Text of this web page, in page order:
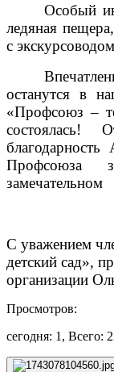
Особый
ледяная
с
останутся в
«Профсоюз –
состоялась!
благодарность
Профсоюза
замечательном
С уважением
детский сад»,
организации
Просмотров:
сегодня: 1, Всего: